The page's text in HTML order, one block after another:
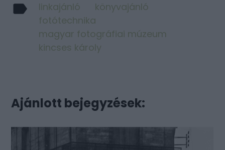
linkajánló
könyvajánló
fotótechnika
magyar fotográfiai múzeum
kincses károly
Ajánlott bejegyzések: